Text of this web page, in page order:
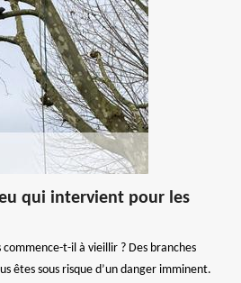
qui intervient pour les
t-il à vieillir ? Des branches
êtes sous risque d’un danger imminent.